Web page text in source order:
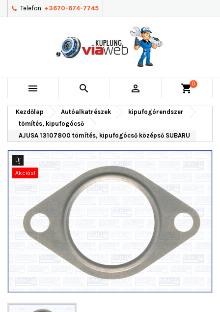
Telefon: +3670-674-7745
   shopping_cart0
Kezdőlap Autóalkatrészek
kipufogórendszer
tömítés, kipufogócső
AJUSA 13107800 tömítés, kipufogócső középső SUBARU
Új
Akciós!